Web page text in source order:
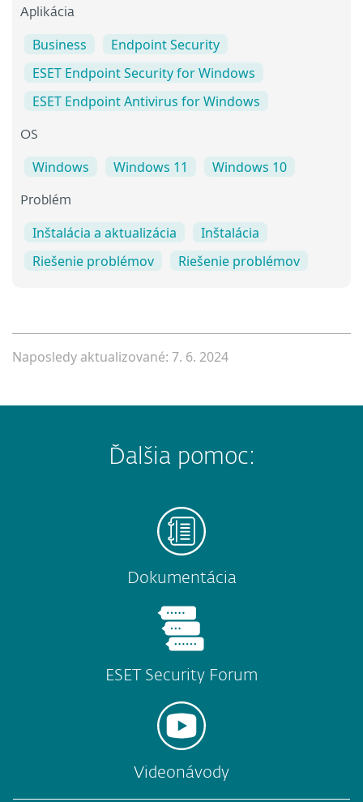
Aplikácia
Business
Endpoint Security
ESET Endpoint Security for Windows
ESET Endpoint Antivirus for Windows
OS
Windows Windows 11 Windows 10
Problém
Inštalácia a aktualizácia
Inštalácia
Riešenie problémov
Riešenie problémov
Naposledy aktualizované: 7. 6. 2024
Ďalšia pomoc:
Dokumentácia
ESET Security Forum
Videonávody